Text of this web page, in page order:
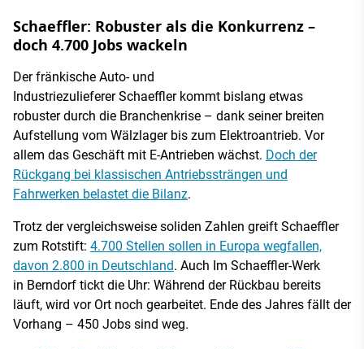
Schaeffler: Robuster als die Konkurrenz –
doch 4.700 Jobs wackeln
Der fränkische Auto- und
Industriezulieferer Schaeffler kommt bislang etwas
robuster durch die Branchenkrise – dank seiner breiten
Aufstellung vom Wälzlager bis zum Elektroantrieb. Vor
allem das Geschäft mit E-Antrieben wächst. Doch der
Rückgang bei klassischen Antriebssträngen und
Fahrwerken belastet die Bilanz.
Trotz der vergleichsweise soliden Zahlen greift Schaeffler
zum Rotstift: 4.700 Stellen sollen in Europa wegfallen,
davon 2.800 in Deutschland. Auch Im Schaeffler-Werk
in Berndorf tickt die Uhr: Während der Rückbau bereits
läuft, wird vor Ort noch gearbeitet. Ende des Jahres fällt der
Vorhang – 450 Jobs sind weg.